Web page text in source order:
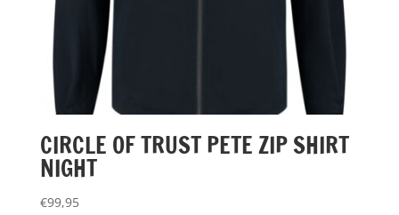
CIRCLE OF TRUST PETE ZIP SHIRT
NIGHT
€99,95